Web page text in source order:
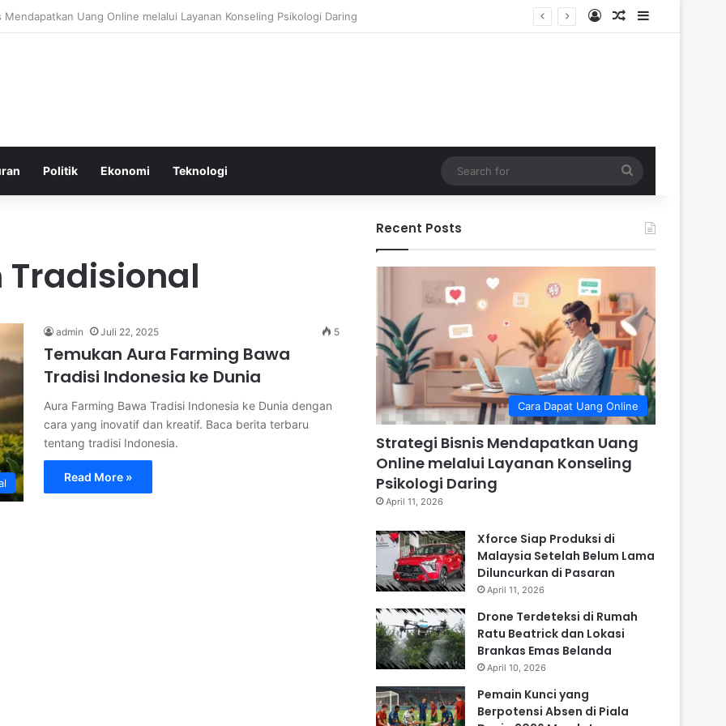
di Malaysia Setelah Belum Lama Diluncurkan di Pasaran Log InRandom Article
Sidebar
Politik Ekonomi Teknologi
for
admin Juli 22, 2025 5
Temukan Aura Farming Bawa
Tradisi Indonesia ke Dunia
Aura Farming Bawa Tradisi Indonesia ke Dunia dengan
cara yang inovatif dan kreatif. Baca berita terbaru
tentang tradisi Indonesia.
Read More »
Recent Posts
Cara Dapat Uang Online
Strategi Bisnis Mendapatkan Uang
Online melalui Layanan Konseling
Psikologi Daring
April 11, 2026
Xforce Siap Produksi di
Malaysia Setelah Belum Lama
Diluncurkan di Pasaran
April 11, 2026
Drone Terdeteksi di Rumah
Ratu Beatrick dan Lokasi
Brankas Emas Belanda
April 10, 2026
Pemain Kunci yang
Berpotensi Absen di Piala